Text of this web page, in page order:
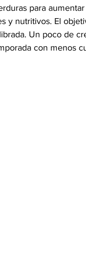
para
y nutritivos. El
Un poco de
con menos